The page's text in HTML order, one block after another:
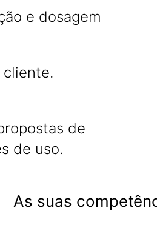
e dosagem
de
de uso.
As suas